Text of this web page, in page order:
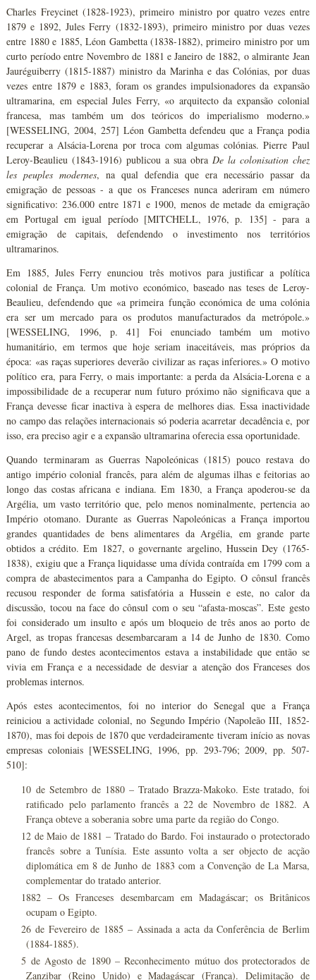
Charles Freycinet (1828-1923), primeiro ministro por quatro vezes entre
1879 e 1892, Jules Ferry (1832-1893), primeiro ministro por duas vezes
entre 1880 e 1885, Léon Gambetta (1838-1882), primeiro ministro por um
curto período entre Novembro de 1881 e Janeiro de 1882, o almirante Jean
Jauréguiberry (1815-1887) ministro da Marinha e das Colónias, por duas
vezes entre 1879 e 1883, foram os grandes impulsionadores da expansão
ultramarina, em especial Jules Ferry, «o arquitecto da expansão colonial
francesa, mas também um dos teóricos do imperialismo moderno.»
[WESSELING, 2004, 257] Léon Gambetta defendeu que a França podia
recuperar a Alsácia-Lorena por troca com algumas colónias. Pierre Paul
Leroy-Beaulieu (1843-1916) publicou a sua obra De la colonisation chez
les peuples modernes, na qual defendia que era necessário passar da
emigração de pessoas - a que os Franceses nunca aderiram em número
significativo: 236.000 entre 1871 e 1900, menos de metade da emigração
em Portugal em igual período [MITCHELL, 1976, p. 135] - para a
emigração de capitais, defendendo o investimento nos territórios
ultramarinos.
Em 1885, Jules Ferry enunciou três motivos para justificar a política
colonial de França. Um motivo económico, baseado nas teses de Leroy-
Beaulieu, defendendo que «a primeira função económica de uma colónia
era ser um mercado para os produtos manufacturados da metrópole.»
[WESSELING, 1996, p. 41] Foi enunciado também um motivo
humanitário, em termos que hoje seriam inaceitáveis, mas próprios da
época: «as raças superiores deverão civilizar as raças inferiores.» O motivo
político era, para Ferry, o mais importante: a perda da Alsácia-Lorena e a
impossibilidade de a recuperar num futuro próximo não significava que a
França devesse ficar inactiva à espera de melhores dias. Essa inactividade
no campo das relações internacionais só poderia acarretar decadência e, por
isso, era preciso agir e a expansão ultramarina oferecia essa oportunidade.
Quando terminaram as Guerras Napoleónicas (1815) pouco restava do
antigo império colonial francês, para além de algumas ilhas e feitorias ao
longo das costas africana e indiana. Em 1830, a França apoderou-se da
Argélia, um vasto território que, pelo menos nominalmente, pertencia ao
Império otomano. Durante as Guerras Napoleónicas a França importou
grandes quantidades de bens alimentares da Argélia, em grande parte
obtidos a crédito. Em 1827, o governante argelino, Hussein Dey (1765-
1838), exigiu que a França liquidasse uma dívida contraída em 1799 com a
compra de abastecimentos para a Campanha do Egipto. O cônsul francês
recusou responder de forma satisfatória a Hussein e este, no calor da
discussão, tocou na face do cônsul com o seu “afasta-moscas”. Este gesto
foi considerado um insulto e após um bloqueio de três anos ao porto de
Argel, as tropas francesas desembarcaram a 14 de Junho de 1830. Como
pano de fundo destes acontecimentos estava a instabilidade que então se
vivia em França e a necessidade de desviar a atenção dos Franceses dos
problemas internos.
Após estes acontecimentos, foi no interior do Senegal que a França
reiniciou a actividade colonial, no Segundo Império (Napoleão III, 1852-
1870), mas foi depois de 1870 que verdadeiramente tiveram início as novas
empresas coloniais [WESSELING, 1996, pp. 293-796; 2009, pp. 507-
510]:
10 de Setembro de 1880 – Tratado Brazza-Makoko. Este tratado, foi
ratificado pelo parlamento francês a 22 de Novembro de 1882. A
França obteve a soberania sobre uma parte da região do Congo.
12 de Maio de 1881 – Tratado do Bardo. Foi instaurado o protectorado
francês sobre a Tunísia. Este assunto volta a ser objecto de acção
diplomática em 8 de Junho de 1883 com a Convenção de La Marsa,
complementar do tratado anterior.
1882 – Os Franceses desembarcam em Madagáscar; os Britânicos
ocupam o Egipto.
26 de Fevereiro de 1885 – Assinada a acta da Conferência de Berlim
(1884-1885).
5 de Agosto de 1890 – Reconhecimento mútuo dos protectorados de
Zanzibar (Reino Unido) e Madagáscar (França). Delimitação de